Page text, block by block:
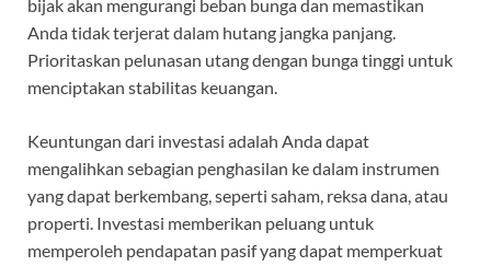
bijak akan mengurangi beban bunga dan memastikan
Anda tidak terjerat dalam hutang jangka panjang.
Prioritaskan pelunasan utang dengan bunga tinggi untuk
menciptakan stabilitas keuangan.
Keuntungan dari investasi adalah Anda dapat
mengalihkan sebagian penghasilan ke dalam instrumen
yang dapat berkembang, seperti saham, reksa dana, atau
properti. Investasi memberikan peluang untuk
memperoleh pendapatan pasif yang dapat memperkuat